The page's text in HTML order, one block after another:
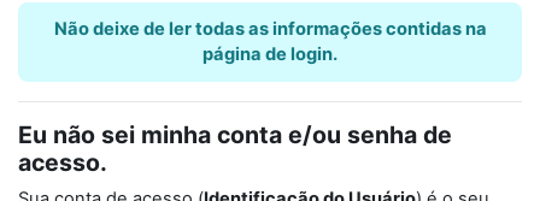
Não deixe de ler todas as informações contidas na
página de login.
Eu não sei minha conta e/ou senha de
acesso.